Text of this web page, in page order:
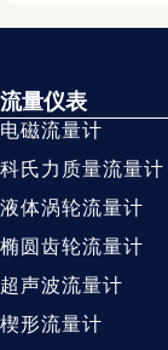
流量仪表
电磁流量计
科氏力质量流量计
液体涡轮流量计
椭圆齿轮流量计
超声波流量计
楔形流量计